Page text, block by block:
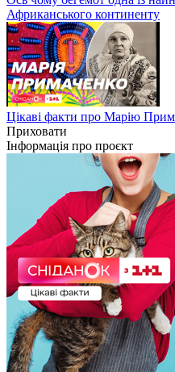
Африканського континенту
Цікаві факти про Марію
Приховати
Інформація про проєкт